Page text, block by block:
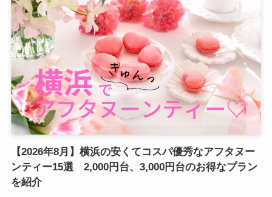
【2026年8月】横浜の安くてコスパ優秀なアフタヌー
ンティー15選 2,000円台、3,000円台のお得なプラン
を紹介